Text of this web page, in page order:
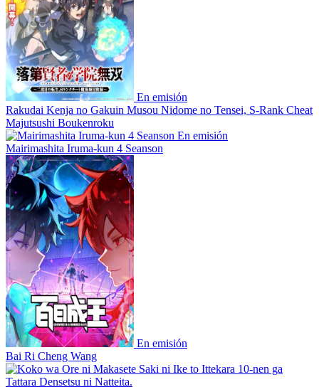
En emisión
Rakudai Kenja no Gakuin Musou Nidome no Tensei, S-Rank Cheat
Majutsushi Boukenroku
En emisión
Mairimashita Iruma-kun 4 Seanson
En emisión
Bai Ri Cheng Wang